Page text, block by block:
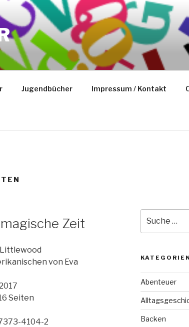
Jugendbücher Impressum / Kontakt
Zeit
von Eva
Seiten
4104-2
nach:
KATEGORIEN
Abenteuer
Backen